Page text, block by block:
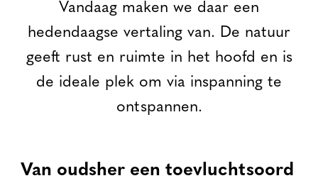
Vandaag maken we daar een
hedendaagse vertaling van. De natuur
geeft rust en ruimte in het hoofd en is
de ideale plek om via inspanning te
ontspannen.
Van oudsher een toevluchtsoord